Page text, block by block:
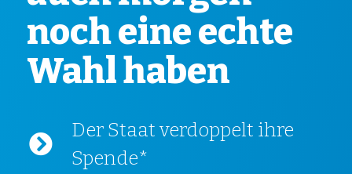
noch eine echte
Wahl haben
Der Staat verdoppelt ihre
Spende*